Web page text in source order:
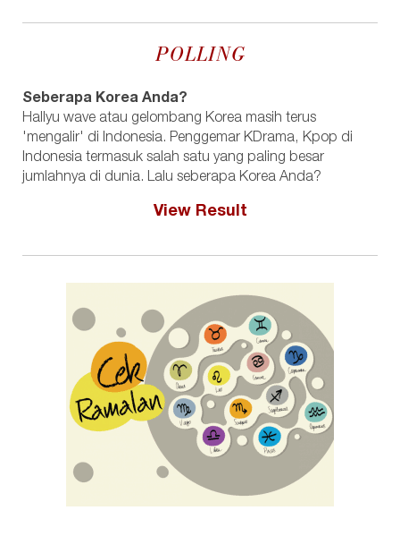
POLLING
Seberapa Korea Anda?
Hallyu wave atau gelombang Korea masih terus
'mengalir' di Indonesia. Penggemar KDrama, Kpop di
Indonesia termasuk salah satu yang paling besar
jumlahnya di dunia. Lalu seberapa Korea Anda?
View Result